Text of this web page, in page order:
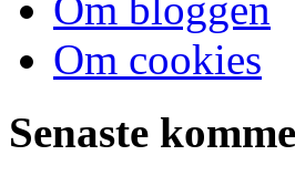
Om cookies
Senaste